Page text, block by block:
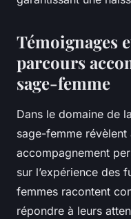
Témoignages
parcours
sage-femme
Dans le domaine de
sage-femme
accompagnement
sur l’expérience des
femmes racontent
répondre à leurs